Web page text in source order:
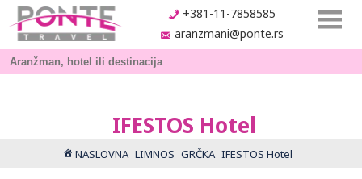
+381-11-7858585
aranzmani@ponte.rs
IFESTOS Hotel
NASLOVNA LIMNOS GRČKA IFESTOS Hotel